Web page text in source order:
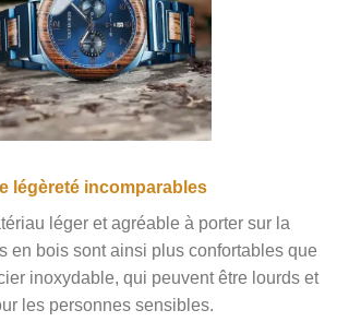
légèreté incomparables
léger et agréable à porter sur la
en bois sont ainsi plus confortables que
inoxydable, qui peuvent être lourds et
les personnes sensibles.